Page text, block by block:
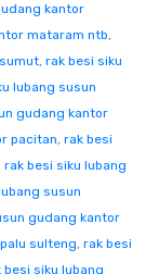
kantor
mataram ntb,
, rak besi siku
lubang susun
gudang kantor
pacitan, rak besi
rak besi siku lubang
susun
gudang kantor
sulteng, rak besi
besi siku lubang